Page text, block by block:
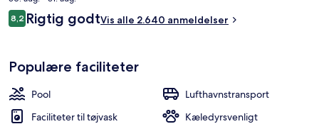
er
480 kr.
Anmeldelser
8,28,2 ud af 10.
Rigtig godtVis alle 2.640 anmeldelser
Populære faciliteter
Pool
Lufthavnstransport
Faciliteter til tøjvask
Kæledyrsvenligt